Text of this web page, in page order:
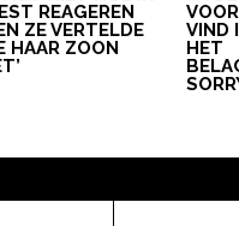
REAGEREN
ZE VERTELDE
HAAR ZOON
VIND
HET